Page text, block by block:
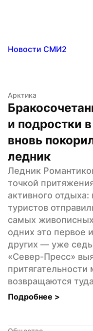
Новости СМИ2
Арктика
и подростки
вновь
ледник
Ледник
точкой
активного отдыха:
туристов
самых
одних это первое
других — уже
«Север-Пресс»
возвращаются
Подробнее >